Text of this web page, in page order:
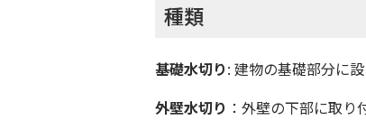
種類
基礎水切り: 建物の基礎部分に
外壁水切り ：外壁の下部に取り